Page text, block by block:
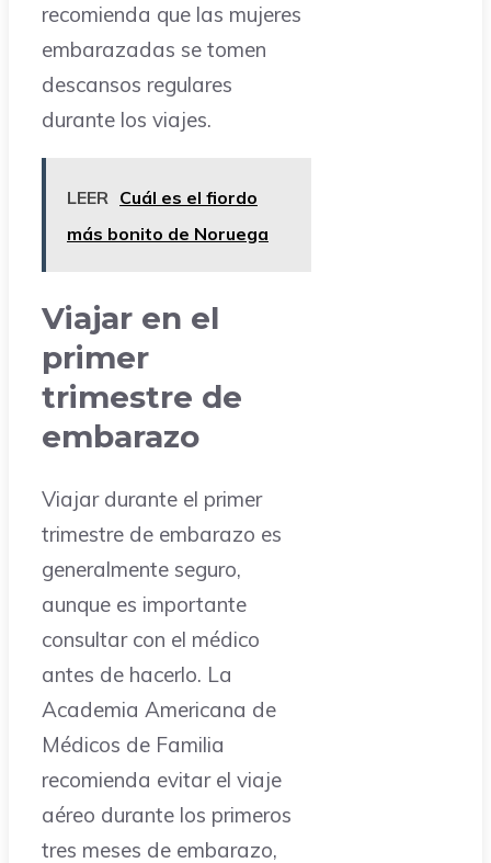
recomienda que las mujeres
embarazadas se tomen
descansos regulares
durante los viajes.
LEER Cuál es el fiordo
más bonito de Noruega
Viajar en el
primer
trimestre de
embarazo
Viajar durante el primer
trimestre de embarazo es
generalmente seguro,
aunque es importante
consultar con el médico
antes de hacerlo. La
Academia Americana de
Médicos de Familia
recomienda evitar el viaje
aéreo durante los primeros
tres meses de embarazo,